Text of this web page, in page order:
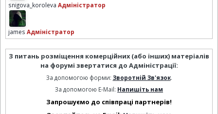
snigova_koroleva Адміністратор
james Адміністратор
З питань розміщення комерційних (або інших) матеріалів
на форумі звертатися до Адміністрації:
За допомогою форми: Зворотній Зв'язок.
За допомогою E-Mail: Напишіть нам
Запрошуємо до співпраці партнерів!